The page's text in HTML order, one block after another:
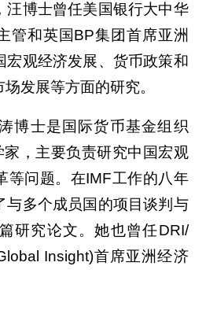
博士曾任美国银行大中华
管和英国BP集团首席亚洲
宏观经济发展、货币政策和
发展等方面的研究。
士是国际货币基金组织
家，主要负责研究中国宏观
等问题。在IMF工作的八年
与多个成员国的项目谈判与
研究论文。她也曾任DRI/
Insight)首席亚洲经济